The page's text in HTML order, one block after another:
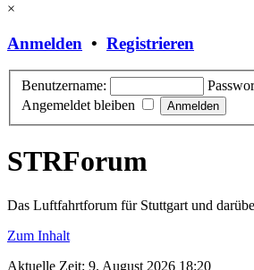
×
Anmelden • Registrieren
Benutzername:
Angemeldet bleiben
STRForum
Das Luftfahrtforum für Stuttgart und
Zum Inhalt
Aktuelle Zeit: 9. August 2026 18:20